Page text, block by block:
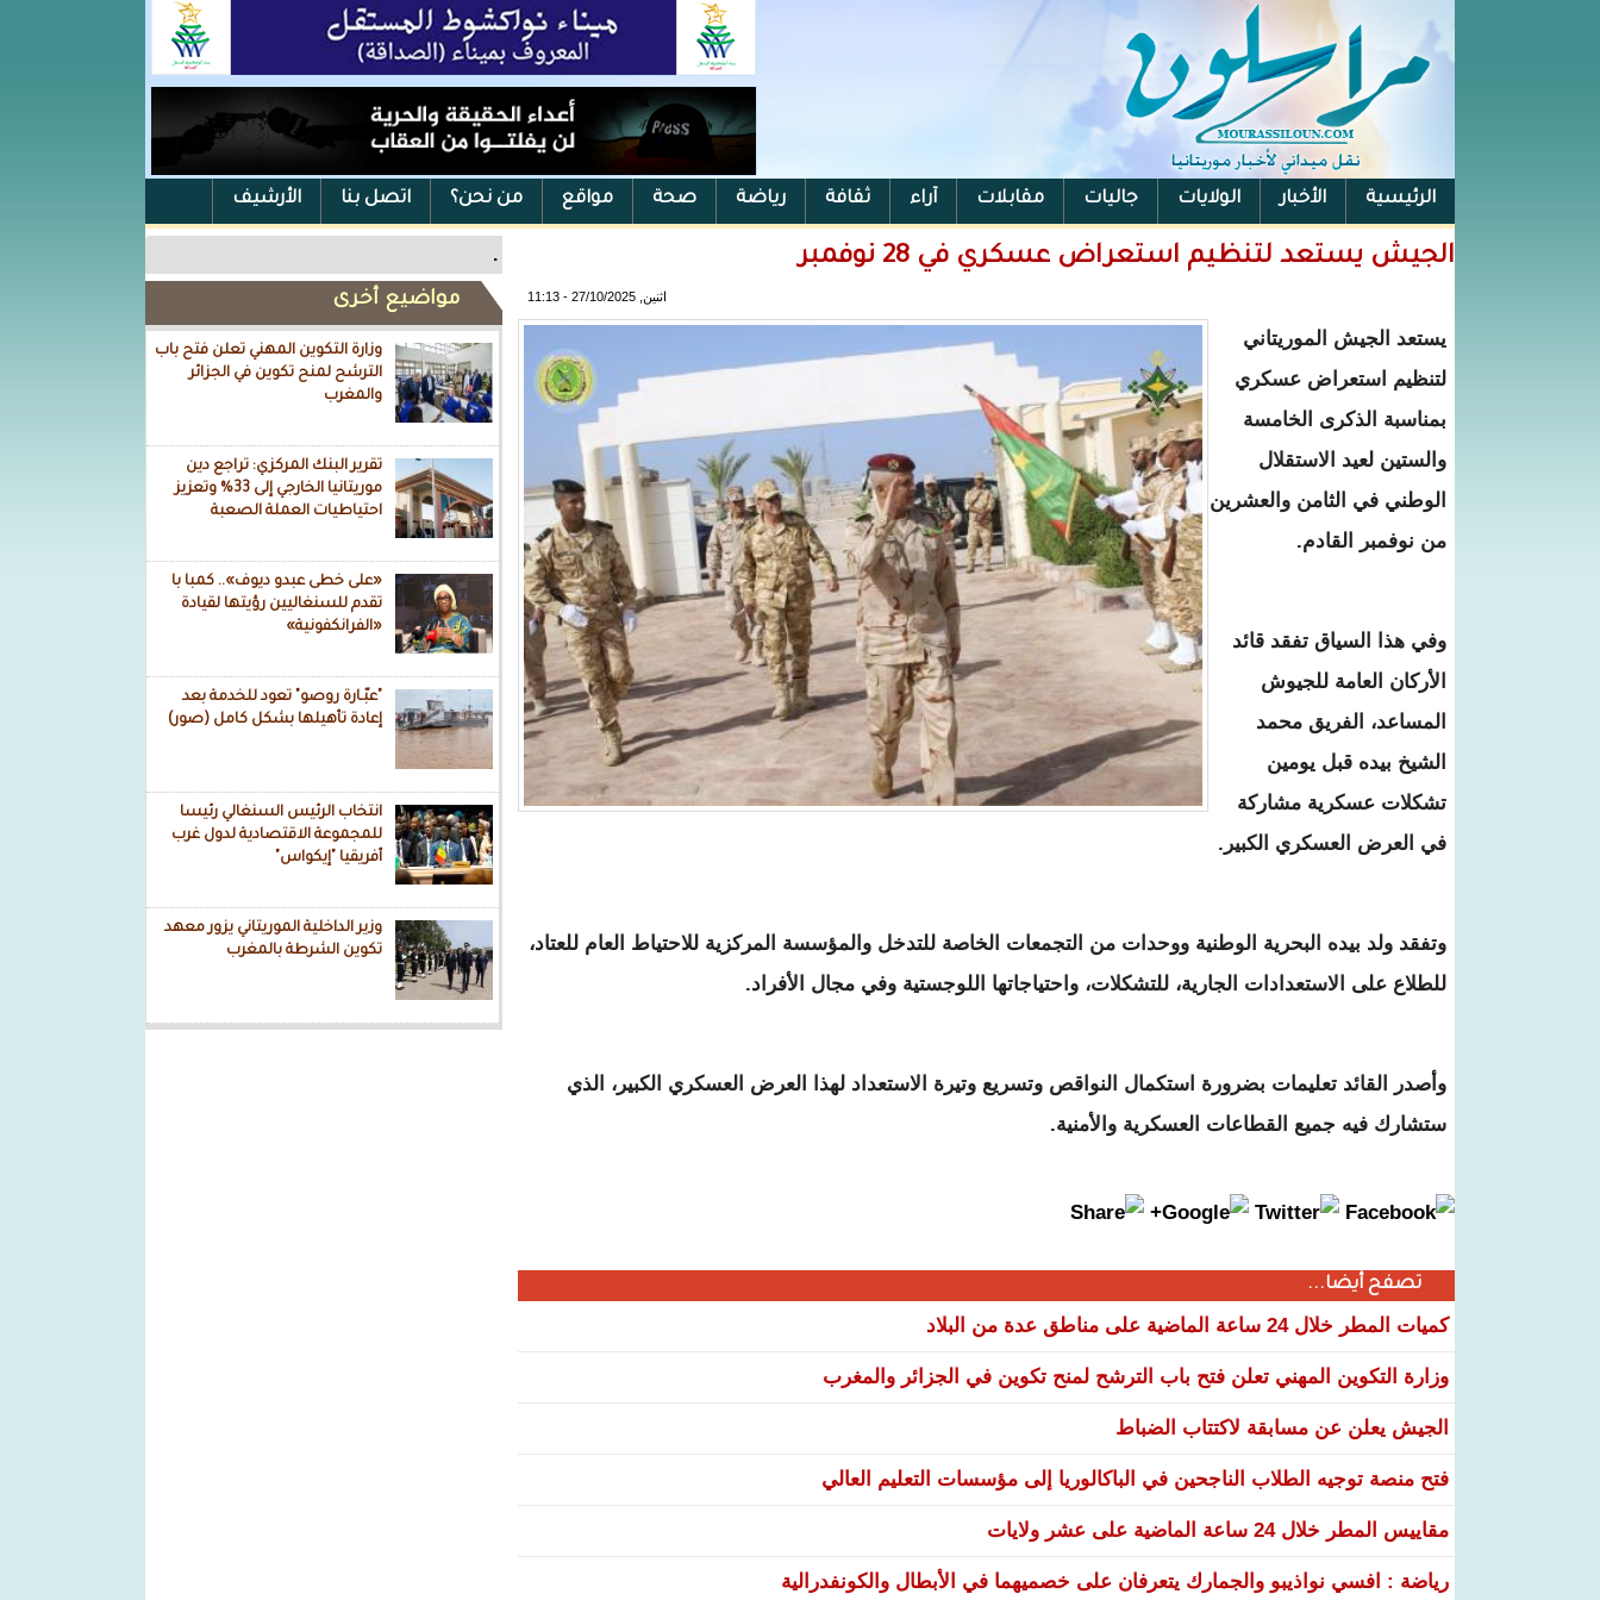
الرئيسية الأخبار الولايات جاليات مقابلات آراء ثقافة رياضة صحة مواقع من نحن؟ اتصل بنا الأرشيف
الفيس بوك .
مواضيع أخرى
وزارة التكوين المهني تعلن فتح باب
الترشح لمنح تكوين في الجزائر
والمغرب
تقرير البنك المركزي: تراجع دين
موريتانيا الخارجي إلى 33% وتعزيز
احتياطيات العملة الصعبة
«على خطى عبدو ديوف».. كمبا با
تقدم للسنغاليين رؤيتها لقيادة
«الفرانكفونية»
"عبّـارة روصو" تعود للخدمة بعد
إعادة تأهيلها بشكل كامل (صور)
انتخاب الرئيس السنغالي رئيسا
للمجموعة الاقتصادية لدول غرب
أفريقيا "إيكواس"
وزير الداخلية الموريتاني يزور معهد
تكوين الشرطة بالمغرب
الجيش يستعد لتنظيم استعراض عسكري في 28 نوفمبر
اثنين, 27/10/2025 - 11:13
يستعد الجيش الموريتاني
لتنظيم استعراض عسكري
بمناسبة الذكرى الخامسة
والستين لعيد الاستقلال
الوطني في الثامن والعشرين
من نوفمبر القادم.
وفي هذا السياق تفقد قائد
الأركان العامة للجيوش
المساعد، الفريق محمد
الشيخ بيده قبل يومين
تشكلات عسكرية مشاركة
في العرض العسكري الكبير.
وتفقد ولد بيده البحرية الوطنية ووحدات من التجمعات الخاصة للتدخل والمؤسسة المركزية للاحتياط العام للعتاد،
للطلاع على الاستعدادات الجارية، للتشكلات، واحتياجاتها اللوجستية وفي مجال الأفراد.
وأصدر القائد تعليمات بضرورة استكمال النواقص وتسريع وتيرة الاستعداد لهذا العرض العسكري الكبير، الذي
ستشارك فيه جميع القطاعات العسكرية والأمنية.
تصفح أيضا...
كميات المطر خلال 24 ساعة الماضية على مناطق عدة من البلاد
وزارة التكوين المهني تعلن فتح باب الترشح لمنح تكوين في الجزائر والمغرب
الجيش يعلن عن مسابقة لاكتتاب الضباط
فتح منصة توجيه الطلاب الناجحين في الباكالوريا إلى مؤسسات التعليم العالي
مقاييس المطر خلال 24 ساعة الماضية على عشر ولايات
رياضة : افسي نواذيبو والجمارك يتعرفان على خصميهما في الأبطال والكونفدرالية